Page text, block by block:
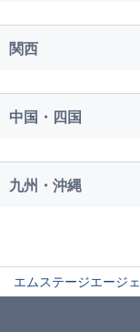
関西
中国・四国
九州・沖縄
エムステージエージ